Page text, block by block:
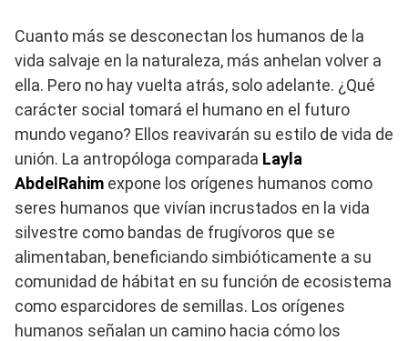
Cuanto más se desconectan los humanos de la
vida salvaje en la naturaleza, más anhelan volver a
ella. Pero no hay vuelta atrás, solo adelante. ¿Qué
carácter social tomará el humano en el futuro
mundo vegano? Ellos reavivarán su estilo de vida de
unión. La antropóloga comparada Layla
AbdelRahim expone los orígenes humanos como
seres humanos que vivían incrustados en la vida
silvestre como bandas de frugívoros que se
alimentaban, beneficiando simbióticamente a su
comunidad de hábitat en su función de ecosistema
como esparcidores de semillas. Los orígenes
humanos señalan un camino hacia cómo los